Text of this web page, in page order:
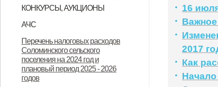
КОНКУРСЫ, АУКЦИОНЫ
Продажа земельных участков
АЧС
области от 23.11.2022 года № 674
"Об установлении
ограничительных мероприятий
области от 28.11.2022 года № 683
"О внесении изменений в Указ
Губернатора Орловской области
области от 28.11.2022 года № 684
"Об установлении
ограничительных мероприятий
Перечень налоговых расходов
Соломинского сельского
поселения на 2024 год и
плановый период 2025 - 2026
годов
16
2017
Как